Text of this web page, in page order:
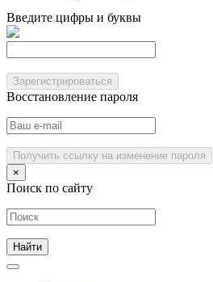
Введите цифры и буквы
Зарегистрироваться
Восстановление пароля
Получить ссылку на изменение пароля
×
Поиск по сайту